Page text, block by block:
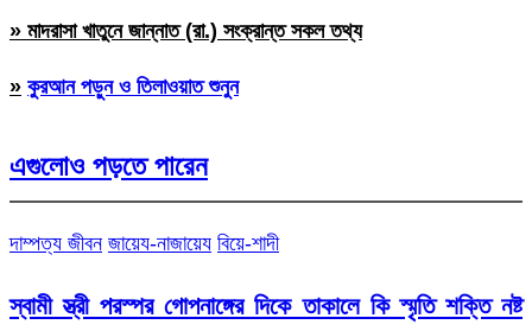
» মাদরাসা খাতুনে জান্নাত (রা.) সংক্রান্ত সকল তথ্য
» কুরআন পড়ুন ও তিলাওয়াত শুনুন
এগুলোও পড়তে পারেন
দাম্পত্য জীবন জায়েয-নাজায়েয বিয়ে-শাদী
স্বামী স্ত্রী পরস্পর গোপনাঙ্গের দিকে তাকালে কি স্মৃতি শক্তি নষ্ট